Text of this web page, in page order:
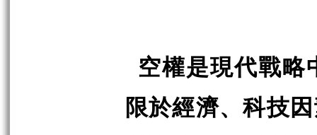
空權是現代戰略
限於經濟、科技